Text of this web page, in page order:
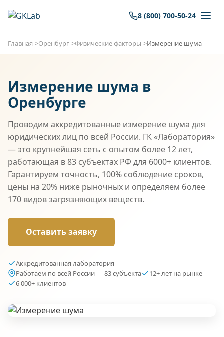
8 (800) 700-50-24
Главная Оренбург Физические факторы Измерение шума
Измерение шума в
Оренбурге
Проводим аккредитованные измерение шума для
юридических лиц по всей России. ГК «Лаборатория»
— это крупнейшая сеть с опытом более 12 лет,
работающая в 83 субъектах РФ для 6000+ клиентов.
Гарантируем точность, 100% соблюдение сроков,
цены на 20% ниже рыночных и определяем более
170 видов загрязняющих веществ.
Оставить заявку
Аккредитованная лаборатория
Работаем по всей России — 83 субъекта
12+ лет на рынке
6 000+ клиентов